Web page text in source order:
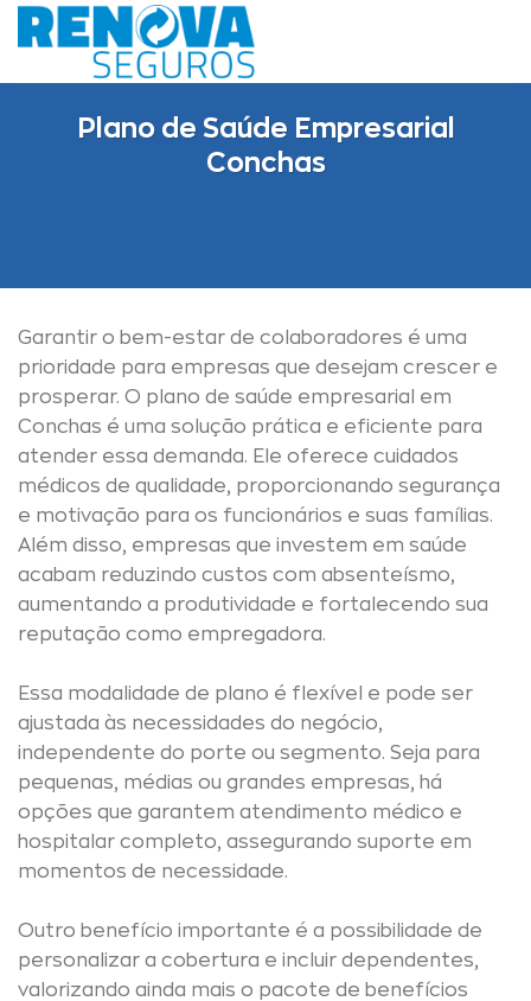
Skip
to
Plano de Saúde Empresarial
Conchas
Garantir o bem-estar de colaboradores é uma
prioridade para empresas que desejam crescer e
prosperar. O plano de saúde empresarial em
Conchas é uma solução prática e eficiente para
atender essa demanda. Ele oferece cuidados
médicos de qualidade, proporcionando segurança
e motivação para os funcionários e suas famílias.
Além disso, empresas que investem em saúde
acabam reduzindo custos com absenteísmo,
aumentando a produtividade e fortalecendo sua
reputação como empregadora.
Essa modalidade de plano é flexível e pode ser
ajustada às necessidades do negócio,
independente do porte ou segmento. Seja para
pequenas, médias ou grandes empresas, há
opções que garantem atendimento médico e
hospitalar completo, assegurando suporte em
momentos de necessidade.
Outro benefício importante é a possibilidade de
personalizar a cobertura e incluir dependentes,
valorizando ainda mais o pacote de benefícios